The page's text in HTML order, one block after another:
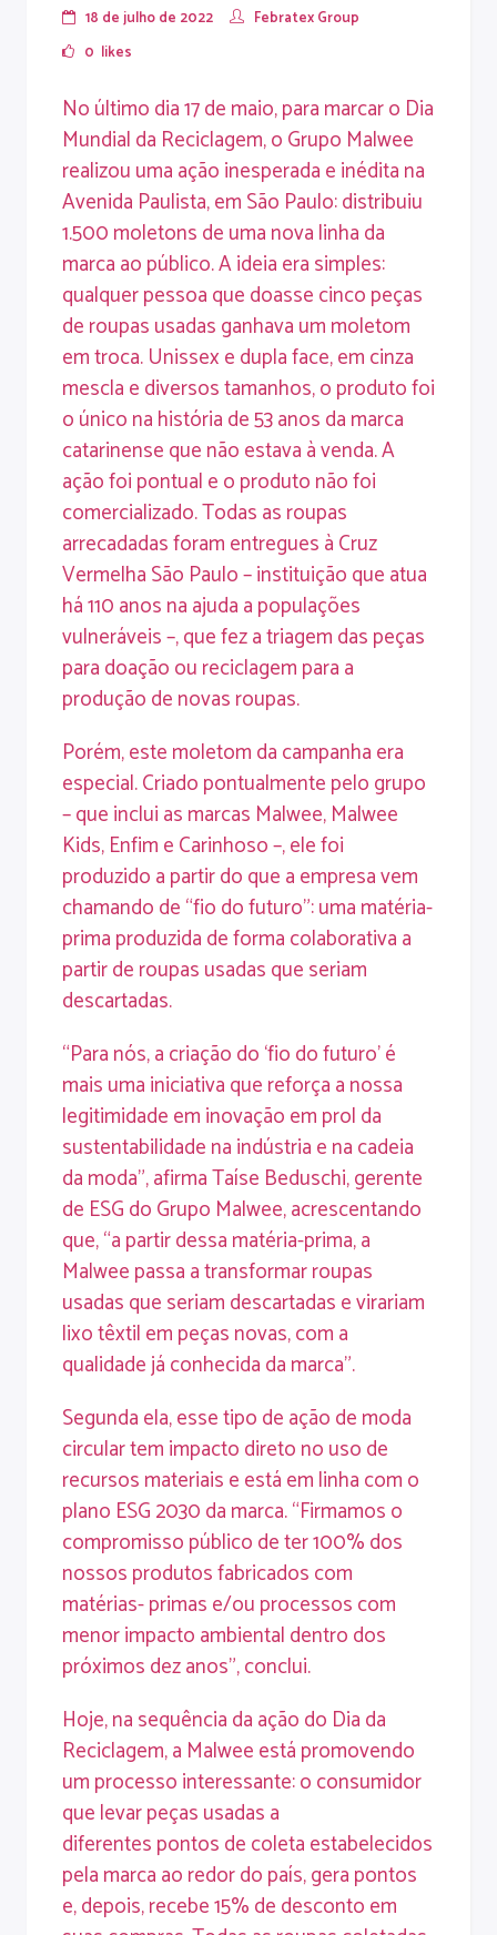
18 de julho de 2022
Febratex Group
0 likes
No último dia 17 de maio, para marcar o Dia
Mundial da Reciclagem, o Grupo Malwee
realizou uma ação inesperada e inédita na
Avenida Paulista, em São Paulo: distribuiu
1.500 moletons de uma nova linha da
marca ao público. A ideia era simples:
qualquer pessoa que doasse cinco peças
de roupas usadas ganhava um moletom
em troca. Unissex e dupla face, em cinza
mescla e diversos tamanhos, o produto foi
o único na história de 53 anos da marca
catarinense que não estava à venda. A
ação foi pontual e o produto não foi
comercializado. Todas as roupas
arrecadadas foram entregues à Cruz
Vermelha São Paulo – instituição que atua
há 110 anos na ajuda a populações
vulneráveis –, que fez a triagem das peças
para doação ou reciclagem para a
produção de novas roupas.
Porém, este moletom da campanha era
especial. Criado pontualmente pelo grupo
– que inclui as marcas Malwee, Malwee
Kids, Enfim e Carinhoso –, ele foi
produzido a partir do que a empresa vem
chamando de “fio do futuro”: uma matéria-
prima produzida de forma colaborativa a
partir de roupas usadas que seriam
descartadas.
“Para nós, a criação do ‘fio do futuro’ é
mais uma iniciativa que reforça a nossa
legitimidade em inovação em prol da
sustentabilidade na indústria e na cadeia
da moda”, afirma Taíse Beduschi, gerente
de ESG do Grupo Malwee, acrescentando
que, “a partir dessa matéria-prima, a
Malwee passa a transformar roupas
usadas que seriam descartadas e virariam
lixo têxtil em peças novas, com a
qualidade já conhecida da marca”.
Segunda ela, esse tipo de ação de moda
circular tem impacto direto no uso de
recursos materiais e está em linha com o
plano ESG 2030 da marca. “Firmamos o
compromisso público de ter 100% dos
nossos produtos fabricados com
matérias- primas e/ou processos com
menor impacto ambiental dentro dos
próximos dez anos”, conclui.
Hoje, na sequência da ação do Dia da
Reciclagem, a Malwee está promovendo
um processo interessante: o consumidor
que levar peças usadas a
diferentespontos de coletaestabelecidos
pela marca ao redor do país, gera pontos
e, depois, recebe 15% de desconto em